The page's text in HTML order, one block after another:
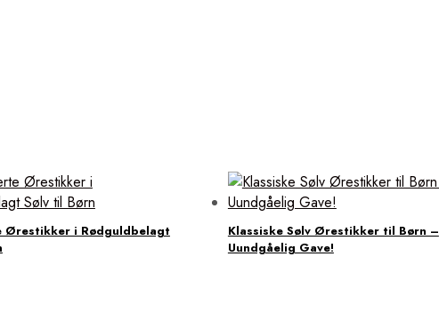
Ørestikker i Rødguldbelagt
Klassiske Sølv Ørestikker til Børn –
Uundgåelig Gave!